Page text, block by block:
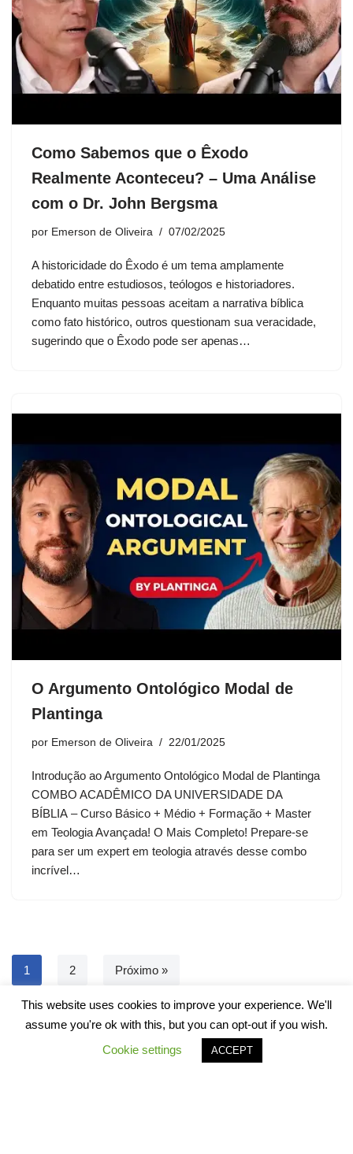
Como Sabemos que o Êxodo
Realmente Aconteceu? – Uma Análise
com o Dr. John Bergsma
por Emerson de Oliveira 07/02/2025
A historicidade do Êxodo é um tema amplamente
debatido entre estudiosos, teólogos e historiadores.
Enquanto muitas pessoas aceitam a narrativa bíblica
como fato histórico, outros questionam sua veracidade,
sugerindo que o Êxodo pode ser apenas…
O Argumento Ontológico Modal de
Plantinga
por Emerson de Oliveira 22/01/2025
Introdução ao Argumento Ontológico Modal de Plantinga
COMBO ACADÊMICO DA UNIVERSIDADE DA
BÍBLIA – Curso Básico + Médio + Formação + Master
em Teologia Avançada! O Mais Completo! Prepare-se
para ser um expert em teologia através desse combo
incrível…
1 2 Próximo »
This website uses cookies to improve your experience. We'll
assume you're ok with this, but you can opt-out if you wish.
Cookie settings
ACCEPT